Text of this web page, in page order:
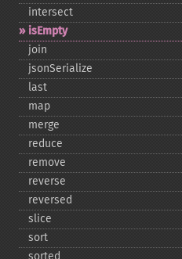
intersect
isEmpty
join
jsonSerialize
last
map
merge
reduce
remove
reverse
reversed
slice
sort
sorted